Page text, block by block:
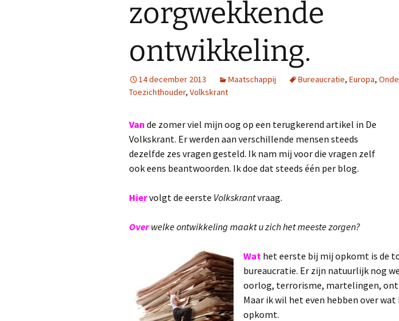
zorgwekkende
ontwikkeling.
14 december 2013 Maatschappij Bureaucratie, Europa,
Toezichthouder, Volkskrant
Van de zomer viel mijn oog op een terugkerend artikel in De
Volkskrant. Er werden aan verschillende mensen steeds
dezelfde zes vragen gesteld. Ik nam mij voor die vragen zelf
ook eens beantwoorden. Ik doe dat steeds één per blog.
Hiervolgt de eerste Volkskrantvraag.
Overwelke ontwikkeling maakt u zich het meeste zorgen?
Wat het eerste bij mij opkomt is de
bureaucratie. Er zijn natuurlijk nog
oorlog, terrorisme, martelingen,
Maar ik wil het even hebben over
opkomt.